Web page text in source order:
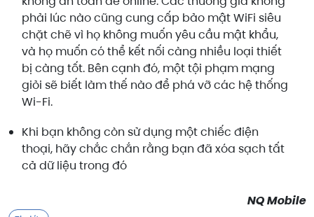
phải lúc nào cũng cung cấp bảo mật WiFi siêu
chặt chẽ vì họ không muốn yêu cầu mật khẩu,
và họ muốn có thể kết nối càng nhiều loại thiết
bị càng tốt. Bên cạnh đó, một tội phạm mạng
giỏi sẽ biết làm thế nào để phá vỡ các hệ thống
Wi-Fi.
Khi bạn không còn sử dụng một chiếc điện
thoại, hãy chắc chắn rằng bạn đã xóa sạch tất
cả dữ liệu trong đó
NQ Mobile